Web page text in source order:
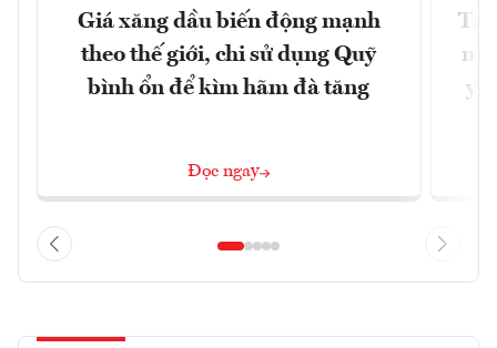
Giá xăng dầu biến động mạnh
theo thế giới, chi sử dụng Quỹ
bình ổn để kìm hãm đà tăng
Đọc ngay